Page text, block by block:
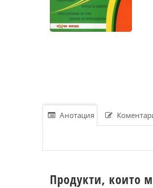
Анотация
Продукти, които